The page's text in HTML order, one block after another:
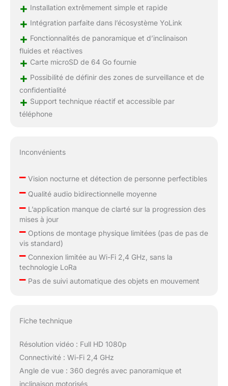
+ Installation extrêmement simple et rapide
+ Intégration parfaite dans l’écosystème YoLink
+ Fonctionnalités de panoramique et d’inclinaison
fluides et réactives
+ Carte microSD de 64 Go fournie
+ Possibilité de définir des zones de surveillance et de
confidentialité
+ Support technique réactif et accessible par
téléphone
Inconvénients
–Vision nocturne et détection de personne perfectibles
–Qualité audio bidirectionnelle moyenne
–L’application manque de clarté sur la progression des
mises à jour
–Options de montage physique limitées (pas de pas de
vis standard)
–Connexion limitée au Wi-Fi 2,4 GHz, sans la
technologie LoRa
–Pas de suivi automatique des objets en mouvement
Fiche technique
Résolution vidéo : Full HD 1080p
Connectivité : Wi-Fi 2,4 GHz
Angle de vue : 360 degrés avec panoramique et
inclinaison motorisés